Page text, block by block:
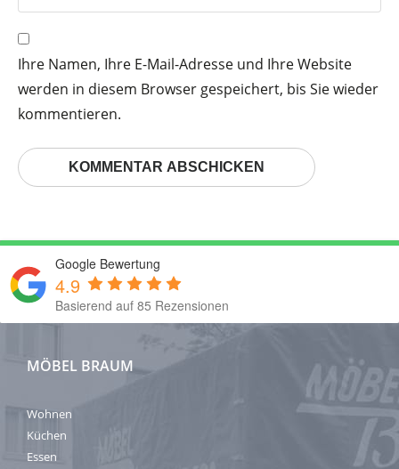
Ihre Namen, Ihre E-Mail-Adresse und Ihre Website
werden in diesem Browser gespeichert, bis Sie wieder
kommentieren.
Google Bewertung
4.9
Basierend auf 85 Rezensionen
MÖBEL BRAUM
Wohnen
Küchen
Essen